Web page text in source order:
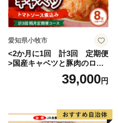
愛知県小牧市
<2か月に1回 計3回 定期便
>国産キャベツと豚肉のロー
ルキャベツ（4P入り）
39,000円